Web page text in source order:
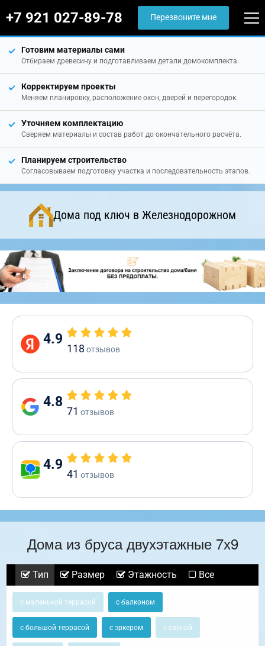
+7 921 027-89-78 Перезвоните мне
Готовим материалы сами
Отбираем древесину и подготавливаем детали домокомплекта.
Корректируем проекты
Меняем планировку, расположение окон, дверей и перегородок.
Уточняем комплектацию
Сверяем материалы и состав работ до окончательного расчёта.
Планируем строительство
Согласовываем подготовку участка и последовательность этапов.
Дома под ключ в Железнодорожном
4.9
118 отзывов
4.8
71 отзывов
4.9
41 отзывов
Дома из бруса двухэтажные 7х9
Тип Размер Этажность Все
с маленькой террасой с балконом
с большой террасой с эркером с сауной